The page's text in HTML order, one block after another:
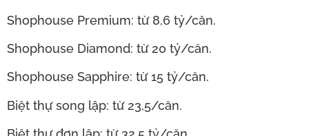
Shophouse Premium: từ 8,6 tỷ/căn.
Shophouse Diamond: từ 20 tỷ/căn.
Shophouse Sapphire: từ 15 tỷ/căn.
Biệt thự song lập: từ 23,5/căn.